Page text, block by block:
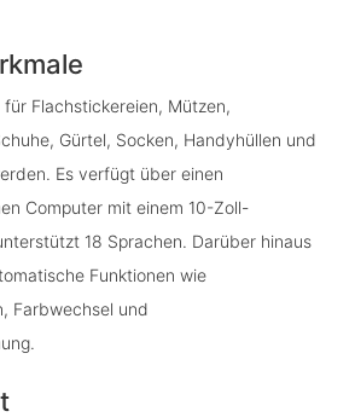
für Flachstickereien, Mützen,
Gürtel, Socken, Handyhüllen und
Es verfügt über einen
Computer mit einem 10-Zoll-
18 Sprachen. Darüber hinaus
Funktionen wie
Farbwechsel und